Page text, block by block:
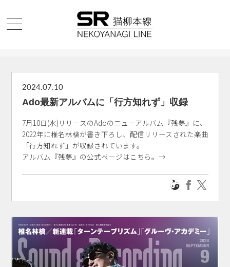
2024.07.10
Ado最新アルバムに「行方知れず」収録
7月10日(水)リリースのAdoのニューアルバム『残夢』に、
2022年に椎名林檎が書き下ろし、配信リリースされた楽曲
「行方知れず」が収録されています。
アルバム『残夢』の公式ページはこちら。→